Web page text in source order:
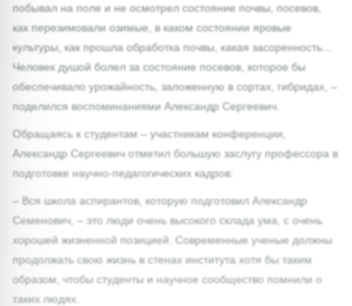
побывал на поле и не осмотрел состояние почвы, посевов,
как перезимовали озимые, в каком состоянии яровые
культуры, как прошла обработка почвы, какая засоренность...
Человек душой болел за состояние посевов, которое бы
обеспечивало урожайность, заложенную в сортах, гибридах, –
поделился воспоминаниями Александр Сергеевич.
Обращаясь к студентам – участникам конференции,
Александр Сергеевич отметил большую заслугу профессора в
подготовке научно-педагогических кадров:
– Вся школа аспирантов, которую подготовил Александр
Семенович, – это люди очень высокого склада ума, с очень
хорошей жизненной позицией. Современные ученые должны
продолжать свою жизнь в стенах института хотя бы таким
образом, чтобы студенты и научное сообщество помнили о
таких людях.